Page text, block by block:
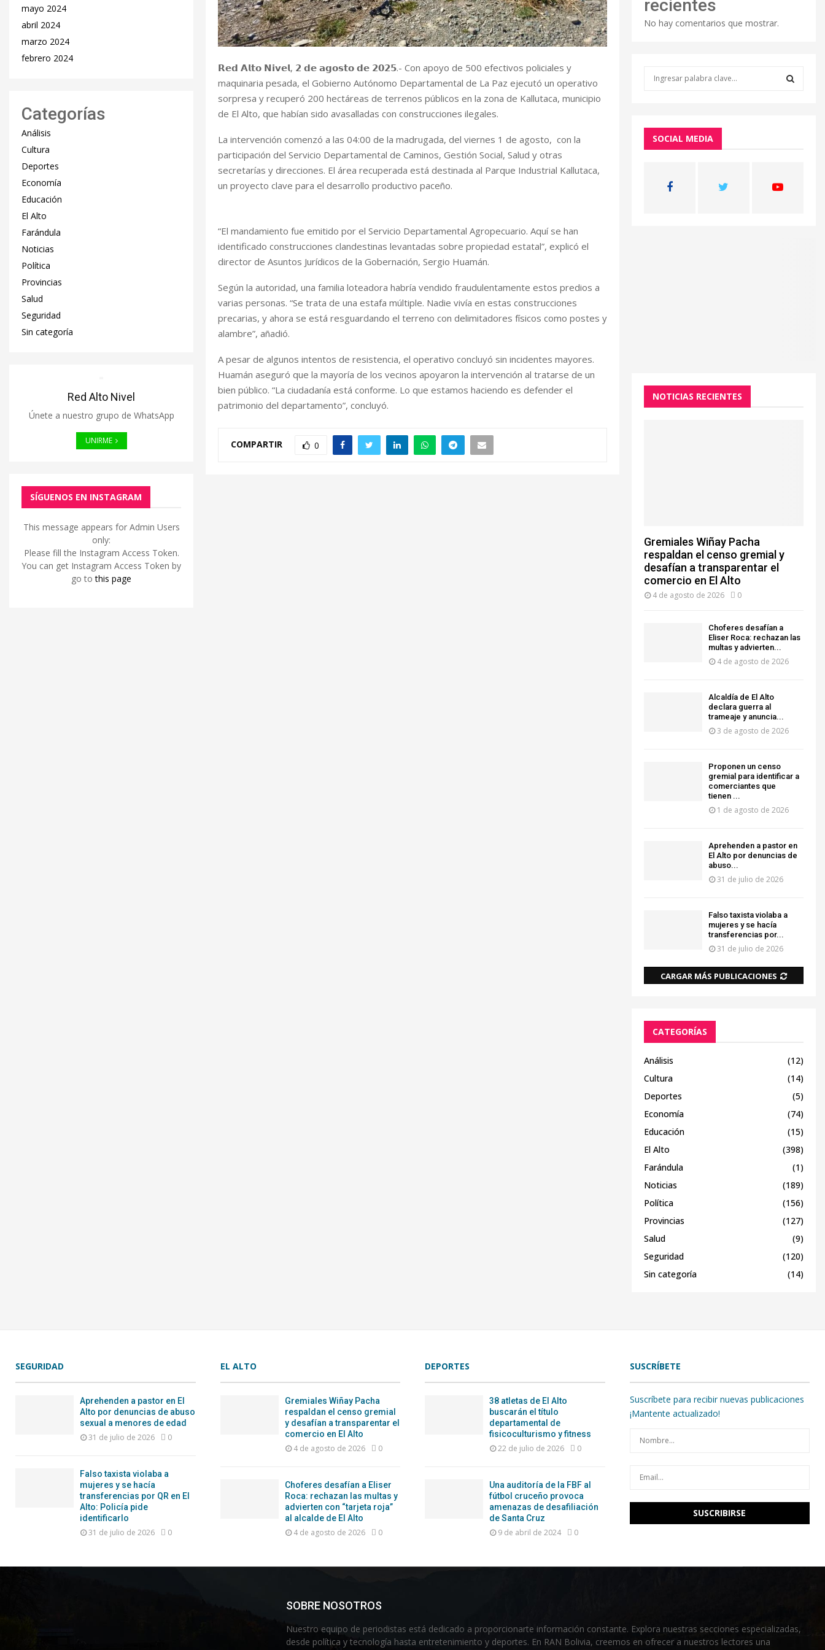
𝗥𝗲𝗱 𝗔𝗹𝘁𝗼 𝗡𝗶𝘃𝗲𝗹, 𝟮 𝗱𝗲 𝗮𝗴𝗼𝘀𝘁𝗼 𝗱𝗲 𝟮𝟬𝟮𝟱.- Con apoyo de 500 efectivos policiales y
maquinaria pesada, el Gobierno Autónomo Departamental de La Paz ejecutó un operativo
sorpresa y recuperó 200 hectáreas de terrenos públicos en la zona de Kallutaca, municipio
de El Alto, que habían sido avasalladas con construcciones ilegales.
La intervención comenzó a las 04:00 de la madrugada, del viernes 1 de agosto, con la
participación del Servicio Departamental de Caminos, Gestión Social, Salud y otras
secretarías y direcciones. El área recuperada está destinada al Parque Industrial Kallutaca,
un proyecto clave para el desarrollo productivo paceño.
“El mandamiento fue emitido por el Servicio Departamental Agropecuario. Aquí se han
identificado construcciones clandestinas levantadas sobre propiedad estatal”, explicó el
director de Asuntos Jurídicos de la Gobernación, Sergio Huamán.
Según la autoridad, una familia loteadora habría vendido fraudulentamente estos predios a
varias personas. “Se trata de una estafa múltiple. Nadie vivía en estas construcciones
precarias, y ahora se está resguardando el terreno con delimitadores físicos como postes y
alambre”, añadió.
A pesar de algunos intentos de resistencia, el operativo concluyó sin incidentes mayores.
Huamán aseguró que la mayoría de los vecinos apoyaron la intervención al tratarse de un
bien público. “La ciudadanía está conforme. Lo que estamos haciendo es defender el
patrimonio del departamento”, concluyó.
COMPARTIR 0
mayo 2024
abril 2024
marzo 2024
febrero 2024
Categorías
Análisis
Cultura
Deportes
Economía
Educación
El Alto
Farándula
Noticias
Política
Provincias
Salud
Seguridad
Sin categoría
Red Alto Nivel
Únete a nuestro grupo de WhatsApp
UNIRME
SÍGUENOS EN INSTAGRAM
This message appears for Admin Users
only:
Please fill the Instagram Access Token.
You can get Instagram Access Token by
go tothis page
recientes
No hay comentarios que mostrar.
f
SOCIAL MEDIA
NOTICIAS RECIENTES
Gremiales Wiñay Pacha
respaldan el censo gremial y
desafían a transparentar el
comercio en El Alto
4 de agosto de 2026 0
Choferes desafían a
Eliser Roca: rechazan las
multas y advierten...
4 de agosto de 2026
‎Alcaldía de El Alto
declara guerra al
trameaje y anuncia...
3 de agosto de 2026
Proponen un censo
gremial para identificar a
comerciantes que
tienen ...
1 de agosto de 2026
Aprehenden a pastor en
El Alto por denuncias de
abuso...
31 de julio de 2026
Falso taxista violaba a
mujeres y se hacía
transferencias por...
31 de julio de 2026
CARGAR MÁS PUBLICACIONES
CATEGORÍAS
Análisis
(12)
Cultura
(14)
Deportes
(5)
Economía
(74)
Educación
(15)
El Alto
(398)
Farándula
(1)
Noticias
(189)
Política
(156)
Provincias
(127)
Salud
(9)
Seguridad
(120)
Sin categoría
(14)
SEGURIDAD
Aprehenden a pastor en El
Alto por denuncias de abuso
sexual a menores de edad
31 de julio de 2026 0
Falso taxista violaba a
mujeres y se hacía
transferencias por QR en El
Alto: Policía pide
identificarlo
31 de julio de 2026 0
EL ALTO
Gremiales Wiñay Pacha
respaldan el censo gremial
y desafían a transparentar el
comercio en El Alto
4 de agosto de 2026 0
Choferes desafían a Eliser
Roca: rechazan las multas y
advierten con “tarjeta roja”
al alcalde de El Alto
4 de agosto de 2026 0
DEPORTES
38 atletas de El Alto
buscarán el título
departamental de
fisicoculturismo y fitness
22 de julio de 2026 0
Una auditoría de la FBF al
fútbol cruceño provoca
amenazas de desafiliación
de Santa Cruz
9 de abril de 2024 0
SUSCRÍBETE
Suscríbete para recibir nuevas publicaciones
¡Mantente actualizado!
SOBRE NOSOTROS
Nuestro equipo de periodistas está dedicado a proporcionarte información constante. Explora nuestras secciones especializadas,
desde política y tecnología hasta entretenimiento y deportes. En RAN Bolivia, creemos en ofrecer a nuestros lectores una